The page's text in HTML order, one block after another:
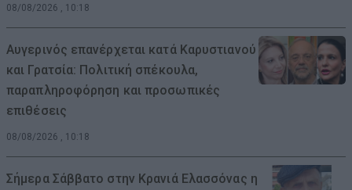
08/08/2026 , 10:18
Αυγερινός επανέρχεται κατά Καρυστιανού
και Γρατσία: Πολιτική σπέκουλα,
παραπληροφόρηση και προσωπικές
επιθέσεις
08/08/2026 , 10:18
Σήμερα Σάββατο στην Κρανιά Ελασσόνας η